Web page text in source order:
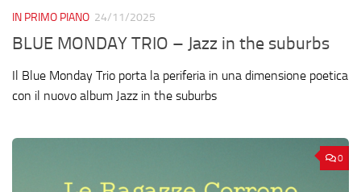
IN PRIMO PIANO 24/11/2025
BLUE MONDAY TRIO – Jazz in the suburbs
Il Blue Monday Trio porta la periferia in una dimensione poetica
con il nuovo album Jazz in the suburbs
0